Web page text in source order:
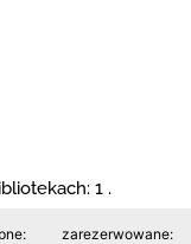
1 .
zarezerwowane: